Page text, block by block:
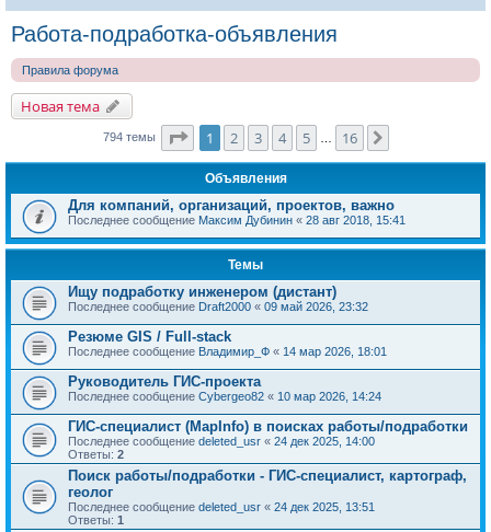
Работа-подработка-объявления
Правила форума
Новая тема
794 темы Страница1 из
1 2 3 4 5 16
Объявления
Для компаний, организаций, проектов, важно
Последнее сообщение Максим Дубинин « 28 авг 2018, 15:41
Темы
Ищу подработку инженером (дистант)
Последнее сообщение Draft2000 « 09 май 2026, 23:32
Резюме GIS / Full-stack
Последнее сообщение Владимир_Ф « 14 мар 2026, 18:01
Руководитель ГИС-проекта
Последнее сообщение Cybergeo82 « 10 мар 2026, 14:24
ГИС-специалист (MapInfo) в поисках работы/подработки
Последнее сообщение deleted_usr « 24 дек 2025, 14:00
Ответы: 2
Поиск работы/подработки - ГИС-специалист, картограф,
геолог
Последнее сообщение deleted_usr « 24 дек 2025, 13:51
Ответы: 1